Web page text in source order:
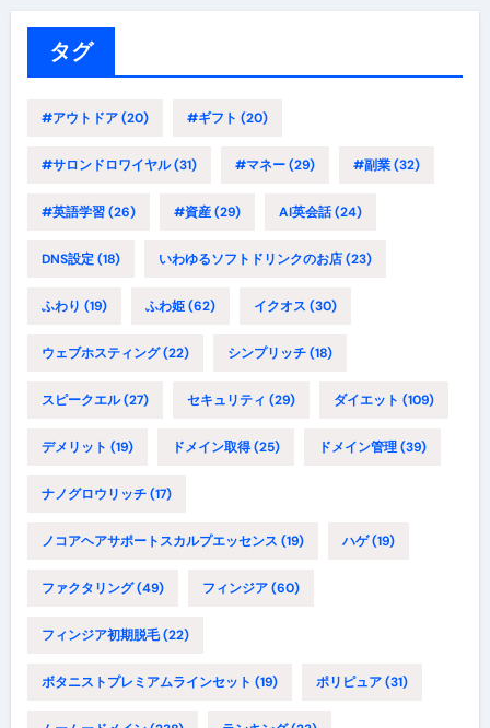
タグ
#アウトドア(20) #ギフト (20)
#サロンドロワイヤル(31) #マネー(29) #副業(32)
#英語学習(26) #資産(29) AI英会話(24)
DNS設定(18) いわゆるソフトドリンクのお店(23)
ふわり (19) ふわ姫(62) イクオス (30)
ウェブホスティング(22) シンプリッチ(18)
スピークエル(27) セキュリティ (29) ダイエット (109)
デメリット (19) ドメイン取得(25) ドメイン管理(39)
ナノグロウリッチ(17)
ノコアヘアサポートスカルプエッセンス (19) ハゲ(19)
ファクタリング(49) フィンジア(60)
フィンジア初期脱毛(22)
ボタニストプレミアムラインセット (19) ポリピュア(31)